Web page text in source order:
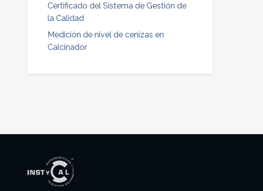
Certificado del Sistema de Gestión de
la Calidad
Medición de nivel de cenizas en
Calcinador